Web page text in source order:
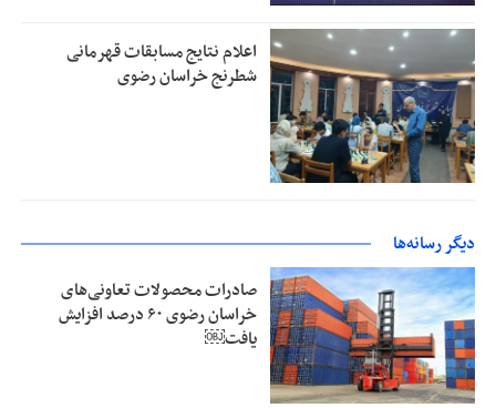
اعلام نتایج مسابقات قهرمانی
شطرنج خراسان رضوی
دیگر رسانه‌ها
صادرات محصولات تعاونی‌های
خراسان رضوی ۶۰ درصد افزایش
یافت￼